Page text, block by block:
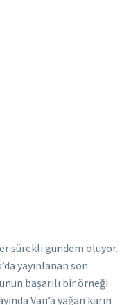
sürekli gündem oluyor.
yayınlanan son
başarılı bir örneği
Van’a yağan karın